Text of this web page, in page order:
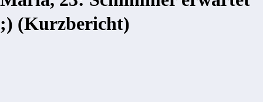
;) (Kurzbericht)